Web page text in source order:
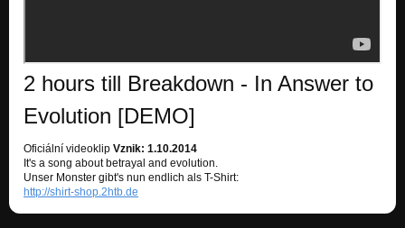
2 hours till Breakdown - In Answer to
Evolution [DEMO]
Oficiální videoklip Vznik: 1.10.2014
It's a song about betrayal and evolution.
Unser Monster gibt's nun endlich als T-Shirt:
http://shirt-shop.2htb.de